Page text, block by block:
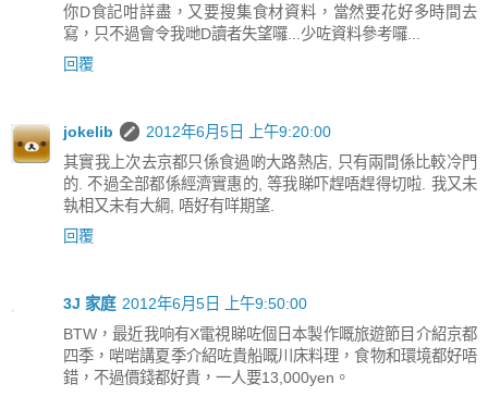
你D食記咁詳盡，又要搜集食材資料，當然要花好多時間去
寫，只不過會令我哋D讀者失望囉...少咗資料參考囉...
回覆
jokelib
2012年6月5日 上午9:20:00
其實我上次去京都只係食過啲大路熱店, 只有兩間係比較冷門
的. 不過全部都係經濟實惠的, 等我睇吓趕唔趕得切啦. 我又未
執相又未有大綱, 唔好有咩期望.
回覆
3J 家庭 2012年6月5日 上午9:50:00
BTW，最近我响有X電視睇咗個日本製作嘅旅遊節目介紹京都
四季，啱啱講夏季介紹咗貴船嘅川床料理，食物和環境都好唔
錯，不過價錢都好貴，一人要13,000yen。